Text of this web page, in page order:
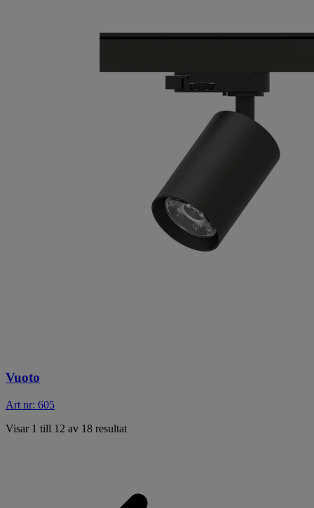
Vuoto
Art nr: 605
Visar 1 till 12 av 18 resultat